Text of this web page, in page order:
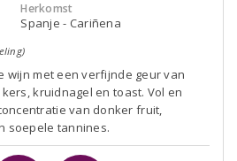
Herkomst
Spanje - Cariñena
wijn met een verfijnde geur van
kruidnagel en toast. Vol en
van donker fruit,
soepele tannines.